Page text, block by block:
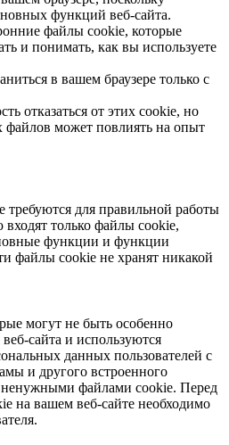
функций веб-сайта.
файлы cookie, которые
и понимать, как вы используете
в вашем браузере только с
отказаться от этих cookie, но
файлов может повлиять на опыт
для правильной работы
входят только файлы cookie,
функции и функции
файлы cookie не хранят никакой
могут не быть особенно
сайта и используются
данных пользователей с
и другого встроенного
файлами cookie. Перед
на вашем веб-сайте необходимо